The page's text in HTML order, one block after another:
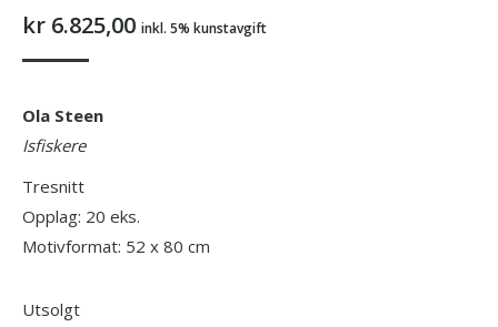
kr 6.825,00 inkl. 5% kunstavgift
Ola Steen
Isfiskere
Tresnitt
Opplag: 20 eks.
Motivformat: 52 x 80 cm
Utsolgt